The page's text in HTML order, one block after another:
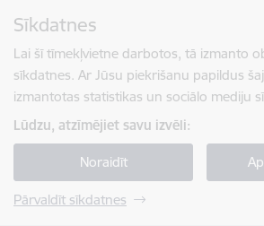
Sīkdatnes
Lai šī tīmekļvietne darbotos, tā izmanto
sīkdatnes. Ar Jūsu piekrišanu papildus
izmantotas statistikas un sociālo mediju
Lūdzu, atzīmējiet savu izvēli:
Noraidīt
Pārvaldīt sīkdatnes